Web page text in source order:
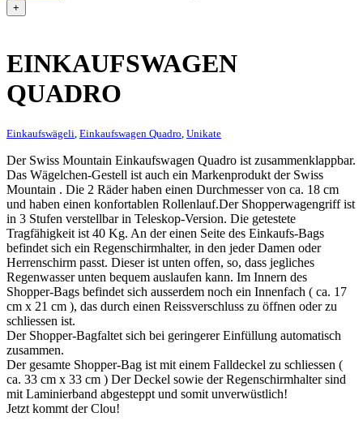
+
EINKAUFSWAGEN
QUADRO
Einkaufswägeli, Einkaufswagen Quadro, Unikate
Der Swiss Mountain Einkaufswagen Quadro ist zusammenklappbar.
Das Wägelchen-Gestell ist auch ein Markenprodukt der Swiss
Mountain . Die 2 Räder haben einen Durchmesser von ca. 18 cm
und haben einen konfortablen Rollenlauf.Der Shopperwagengriff ist
in 3 Stufen verstellbar in Teleskop-Version. Die getestete
Tragfähigkeit ist 40 Kg. An der einen Seite des Einkaufs-Bags
befindet sich ein Regenschirmhalter, in den jeder Damen oder
Herrenschirm passt. Dieser ist unten offen, so, dass jegliches
Regenwasser unten bequem auslaufen kann. Im Innern des
Shopper-Bags befindet sich ausserdem noch ein Innenfach ( ca. 17
cm x 21 cm ), das durch einen Reissverschluss zu öffnen oder zu
schliessen ist.
Der Shopper-Bagfaltet sich bei geringerer Einfüllung automatisch
zusammen.
Der gesamte Shopper-Bag ist mit einem Falldeckel zu schliessen (
ca. 33 cm x 33 cm ) Der Deckel sowie der Regenschirmhalter sind
mit Laminierband abgesteppt und somit unverwüstlich!
Jetzt kommt der Clou!